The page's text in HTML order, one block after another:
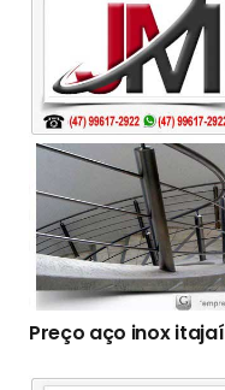
Preço aço inox itajaí